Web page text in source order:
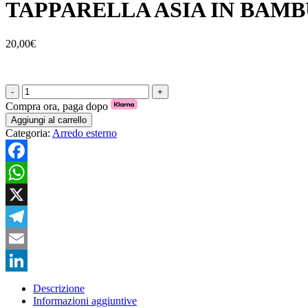
TAPPARELLA ASIA IN
20,00€
TAPPARELLA
ASIA
IN
BAMBU'
quantità
Compra ora, paga dopo
Aggiungi al carrello
Categoria: Arredo esterno
Facebook
WhatsApp
X
Telegram
Email
LinkedIn
Descrizione
Informazioni aggiuntive